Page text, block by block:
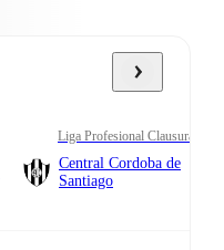
Liga Profesional Clausura
Central Cordoba de
Santiago